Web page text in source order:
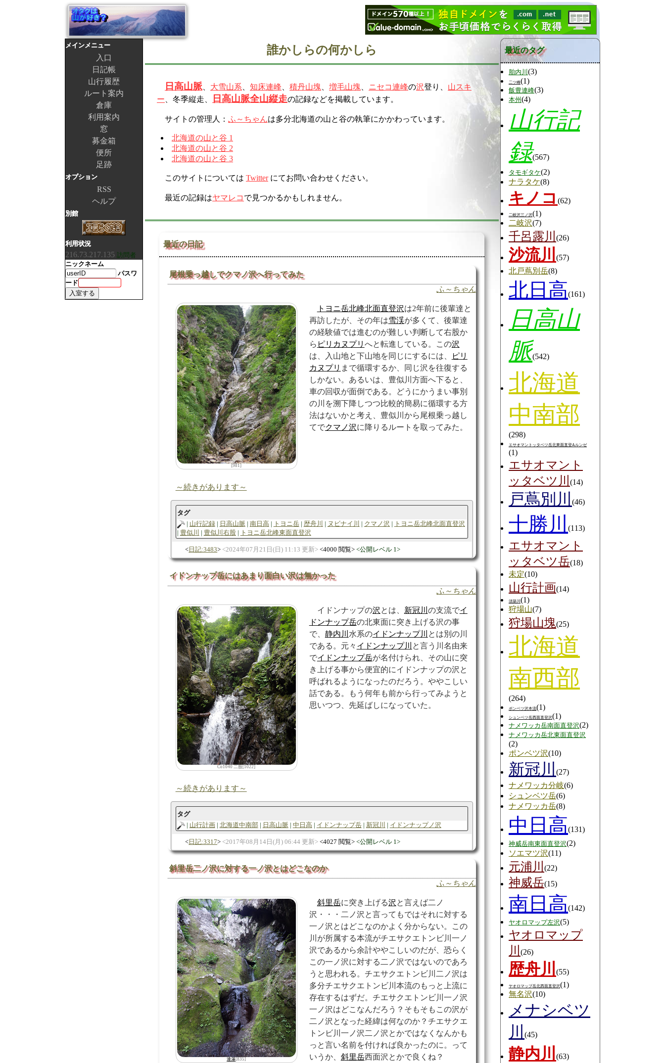
誰かしらの何かしら
日高山脈 大雪山系 知床連峰 積丹山塊 増毛山塊 ニセコ連峰の沢登り、 山スキ
ー 、冬季縦走、 日高山脈全山縦走の記録などを掲載しています。
サイトの管理人： ふ～ちゃんは多分北海道の山と谷の執筆にかかわっています。
北海道の山と谷 1
北海道の山と谷 2
北海道の山と谷 3
このサイトについては Twitterにてお問い合わせください。
最近の記録はヤマレコ で見つかるかもしれません。
最近の日記
尾根乗っ越しでクマノ沢へ行ってみた
ふ～ちゃん
[981]
トヨニ岳北峰北面直登沢は2年前に後輩達と
再訪したが、その年は雪渓が多くて、後輩達
の経験値では進むのが難しい判断して右股か
ら ピリカヌプリ へと転進している。この沢
は、入山地と下山地を同じにするには、
ピリ
カヌプリ まで循環するか、同じ沢を往復する
しかない。あるいは、豊似川方面へ下ると、
車の回収が面倒である。どうにかうまい事別
の川を溯下降しつつ比較的簡易に循環する方
法はないかと考え、豊似川から尾根乗っ越し
てでクマノ沢に降りるルートを取ってみた。
～続きがあります～
タグ
山行記録
日高山脈 南日高 トヨニ岳 歴舟川 ヌビナイ川 クマノ沢
トヨニ岳北峰北面直登沢
豊似川
豊似川右股 トヨニ岳北峰東面直登沢
日記:3483 2024年07月21日(日) 11:13 更新 4000 閲覧 公開レベル 1
イドンナップ岳にはあまり面白い沢は無かった
ふ～ちゃん
Co1040 二股[1022]
イドンナップの沢 とは、 新冠川 の支流でイ
ドンナップ岳の北東面に突き上げる沢の事
で、 静内川 水系のイドンナップ川
とは別の川
である。元々 イドンナップ川
と言う川名由来
でイドンナップ岳が名付けられ、その山に突
き上げる事から便宜的にイドンナップの沢と
呼ばれるようになったのだろう。ややこしい
話である。もう何年も前から行ってみようと
思いつつ、先延ばしになっていた。
～続きがあります～
タグ
山行計画
北海道中南部 日高山脈 中日高 イドンナップ岳 新冠川 イドンナップノ沢
日記:3317 2017年08月14日(月) 06:44 更新 4027 閲覧 公開レベル 1
斜里岳二ノ沢に対する一ノ沢とはどこなのか
ふ～ちゃん
連瀑[835]
斜里岳に突き上げる沢 と言えば二ノ
沢・・・二ノ沢と言ってもではそれに対する
一ノ沢とはどこなのかよく分からない。この
川が所属する本流がチエサクエトンビ川一ノ
沢であるから余計ややこしいのだが、恐らく
この一ノ沢に対する二ノ沢ではないのであろ
うと思われる。チエサクエトンビ川二ノ沢は
多分チエサクエトンビ川本流のもっと上流に
存在するはずだ。チエサクエトンビ川一ノ沢
一ノ沢はどこなんだろう？そもそもこの沢が
二ノ沢となった経緯は何なのか？チエサクエ
トンビ川一ノ沢二ノ沢とかではなくなんかも
っと言い名前を付ければ良かったのに。って
いうか、 斜里岳西面沢とかで良くね？
最近のタグ
胎内川 (3)
二ツ峰(1)
飯豊連峰(3)
本州 (4)
山行記
録(567)
タモギタケ(2)
ナラタケ(8)
キノコ (62)
二岐沢三ノ沢(1)
二岐沢(7)
千呂露川 (26)
沙流川
(57)
北戸蔦別岳(8)
北日高(161)
日高山
脈(542)
北海道
中南部
(298)
エサオマントッタベツ岳北東面直登Aルンゼ
(1)
エサオマント
ッタベツ川 (14)
戸蔦別川 (46)
十勝川 (113)
エサオマント
ッタベツ岳(18)
未定(10)
山行計画(14)
須築川 (1)
狩場山(7)
狩場山塊(25)
北海道
南西部
(264)
ポンベツ沢本流(1)
シュンベツ岳西面直登沢(1)
ナメワッカ岳南面直登沢(2)
ナメワッカ岳北東面直登沢
(2)
ポンベツ沢(10)
新冠川
(27)
ナメワッカ分岐(6)
シュンベツ岳(6)
ナメワッカ岳(8)
中日高(131)
神威岳南東面直登沢(2)
ソエマツ沢(11)
元浦川 (22)
神威岳(15)
南日高(142)
ヤオロマップ左沢(5)
ヤオロマップ
川 (26)
歴舟川 (55)
ヤオロマップ岳北西面直登沢(1)
無名沢(10)
メナシベツ
川
(45)
静内川 (63)
メインメニュー
入口
日記帳
山行履歴
ルート案内
倉庫
利用案内
窓
募金箱
便所
足跡
オプション
RSS
ヘルプ
別館
利用状況
216.73.217.135 訪問者
ニックネーム
パスワ
ード